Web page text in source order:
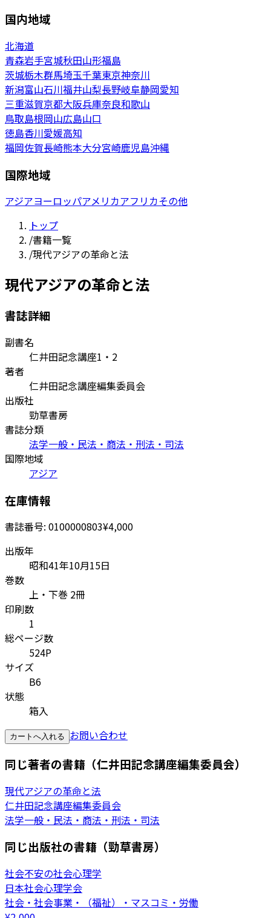
国内地域
北海道
青森岩手宮城秋田山形福島
茨城栃木群馬埼玉千葉東京神奈川
新潟富山石川福井山梨長野岐阜静岡愛知
三重滋賀京都大阪兵庫奈良和歌山
鳥取島根岡山広島山口
徳島香川愛媛高知
福岡佐賀長崎熊本大分宮崎鹿児島沖縄
国際地域
アジアヨーロッパアメリカアフリカその他
トップ
/書籍一覧
/現代アジアの革命と法
現代アジアの革命と法
書誌詳細
副書名
仁井田記念講座1・2
著者
仁井田記念講座編集委員会
出版社
勁草書房
書誌分類
法学一般・民法・商法・刑法・司法
国際地域
アジア
在庫情報
書誌番号: 0100000803¥4,000
出版年
昭和41年10月15日
巻数
上・下巻 2冊
印刷数
1
総ページ数
524P
サイズ
B6
状態
箱入
カートへ入れる お問い合わせ
同じ著者の書籍（仁井田記念講座編集委員会）
現代アジアの革命と法
仁井田記念講座編集委員会
法学一般・民法・商法・刑法・司法
同じ出版社の書籍（勁草書房）
社会不安の社会心理学
日本社会心理学会
社会・社会事業・（福祉）・マスコミ・労働